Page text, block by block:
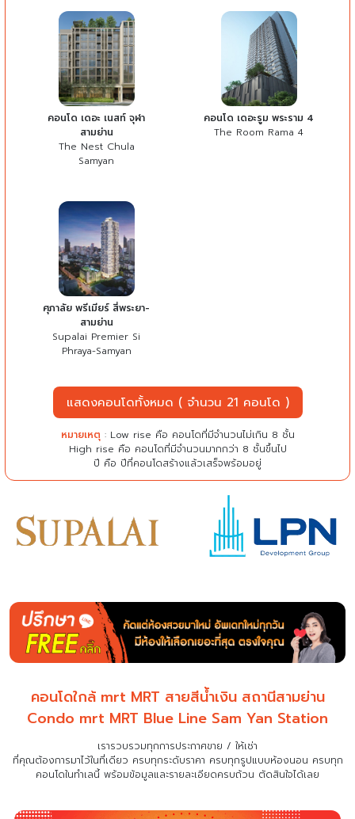
คอนโด เดอะ เนสท์ จุฬา
สามย่าน
The Nest Chula
Samyan
คอนโด เดอะรูม พระราม 4
The Room Rama 4
ศุภาลัย พรีเมียร์ สี่พระยา-
สามย่าน
Supalai Premier Si
Phraya-Samyan
แสดงคอนโดทั้งหมด ( จำนวน 21 คอนโด )
หมายเหตุ : Low rise คือ คอนโดที่มีจำนวนไม่เกิน 8 ชั้น
High rise คือ คอนโดที่มีจำนวนมากกว่า 8 ชั้นขึ้นไป
ปี คือ ปีที่คอนโดสร้างแล้วเสร็จพร้อมอยู่
คอนโดใกล้ mrt MRT สายสีน้ำเงิน สถานีสามย่าน
Condo mrt MRT Blue Line Sam Yan Station
เรารวบรวมทุกการประกาศขาย / ให้เช่า
ที่คุณต้องการมาไว้ในที่เดียว ครบทุกระดับราคา ครบทุกรูปแบบห้องนอน ครบทุก
คอนโดในทำเลนี้ พร้อมข้อมูลและรายละเอียดครบถ้วน ตัดสินใจได้เลย